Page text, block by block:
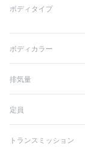
ボディタイプ
ボディカラー
排気量
定員
トランスミッション